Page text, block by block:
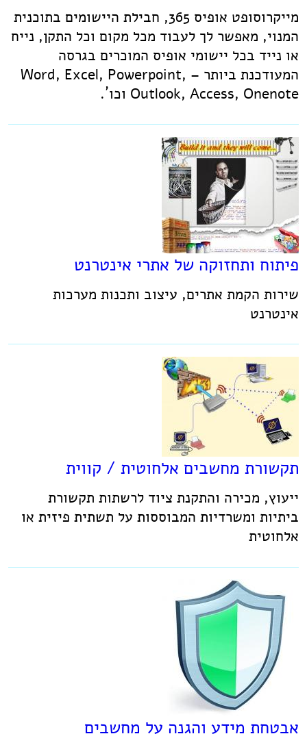
מייקרוסופט אופיס 365, חבילת היישומים בתוכנית
המנוי, מאפשר לך לעבוד מכל מקום וכל התקן, נייח
או נייד בכל יישומי אופיס המוכרים בגרסה
המעודכנת ביותר – Word, Excel, Powerpoint,
Outlook, Access, Onenote וכו´.
פיתוח ותחזוקה של אתרי אינטרנט
שירות הקמת אתרים, עיצוב ותכנות מערכות
אינטרנט
תקשורת מחשבים אלחוטית / קווית
ייעוץ, מכירה והתקנת ציוד לרשתות תקשורת
ביתיות ומשרדיות המבוססות על תשתית פיזית או
אלחוטית
אבטחת מידע והגנה על מחשבים